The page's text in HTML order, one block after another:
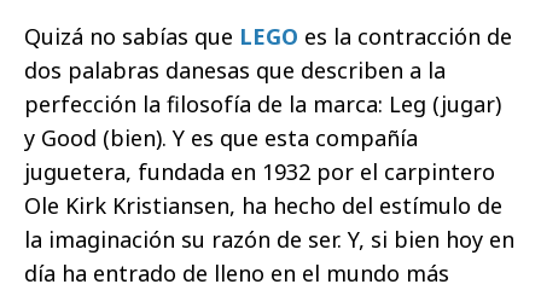
Quizá no sabías que LEGO es la contracción de
dos palabras danesas que describen a la
perfección la filosofía de la marca: Leg (jugar)
y Good (bien). Y es que esta compañía
juguetera, fundada en 1932 por el carpintero
Ole Kirk Kristiansen, ha hecho del estímulo de
la imaginación su razón de ser. Y, si bien hoy en
día ha entrado de lleno en el mundo más